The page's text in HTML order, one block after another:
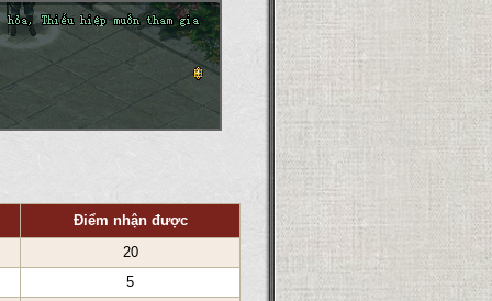
Điểm nhận được
20
5